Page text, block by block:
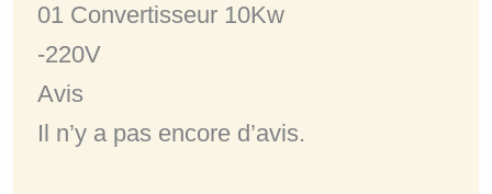
01 Convertisseur 10Kw
-220V
Avis
Il n’y a pas encore d’avis.